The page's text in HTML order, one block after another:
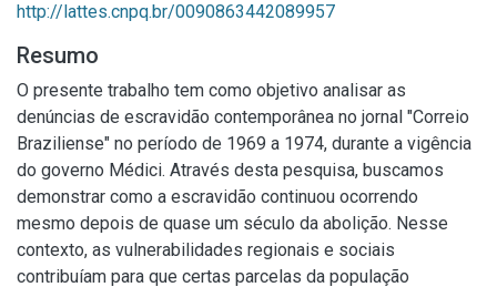
http://lattes.cnpq.br/0090863442089957
Resumo
O presente trabalho tem como objetivo analisar as
denúncias de escravidão contemporânea no jornal "Correio
Braziliense" no período de 1969 a 1974, durante a vigência
do governo Médici. Através desta pesquisa, buscamos
demonstrar como a escravidão continuou ocorrendo
mesmo depois de quase um século da abolição. Nesse
contexto, as vulnerabilidades regionais e sociais
contribuíam para que certas parcelas da população